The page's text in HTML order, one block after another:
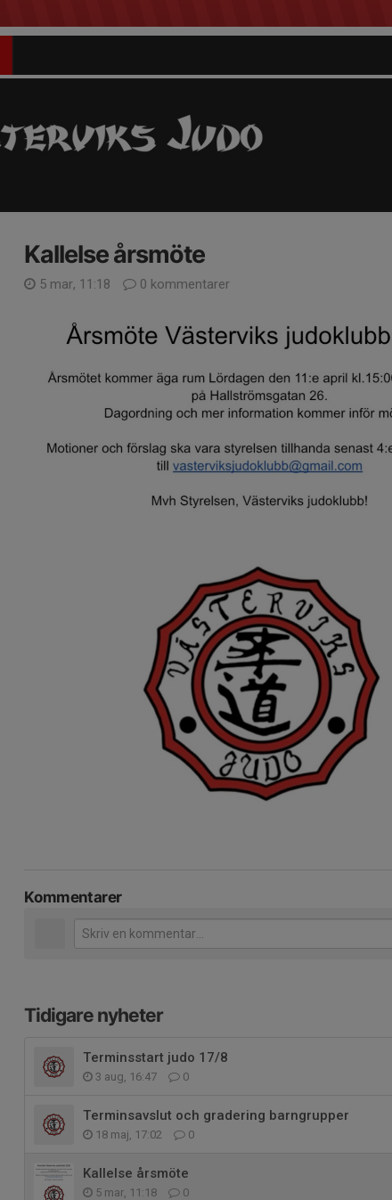
Kallelse årsmöte
5 mar, 11:18 0 kommentarer
Kommentarer
Tidigare nyheter
Terminsstart judo 17/8
3 aug, 16:47 0
Terminsavslut och gradering barngrupper
18 maj, 17:02 0
Kallelse årsmöte
5 mar, 11:18 0